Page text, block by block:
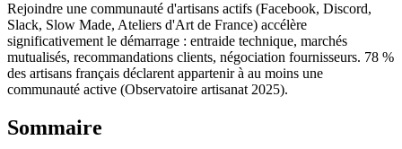
Rejoindre une communauté d'artisans actifs (Facebook, Discord,
Slack, Slow Made, Ateliers d'Art de France) accélère
significativement le démarrage : entraide technique, marchés
mutualisés, recommandations clients, négociation fournisseurs. 78 %
des artisans français déclarent appartenir à au moins une
communauté active (Observatoire artisanat 2025).
Sommaire